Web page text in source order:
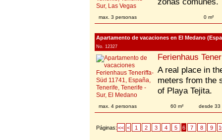
max. 3 personas 0 m²
Apartamento de vacaciones en El Medano
No. 12327
Ferienhaus
A real place in
meters from the
of Playa Tejita.
max. 4 personas 60 m² desde 33
Páginas: << < 1 2 3 4 5 6 7 8 9